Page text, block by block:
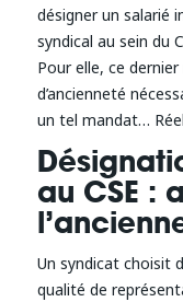
désigner un salarié
syndical au sein du
Pour elle, ce
d’ancienneté
un tel mandat…
au CSE :
Un syndicat choisit
qualité de